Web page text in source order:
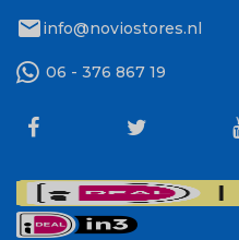
mailinfo@noviostores.nl
06 - 376 867 19